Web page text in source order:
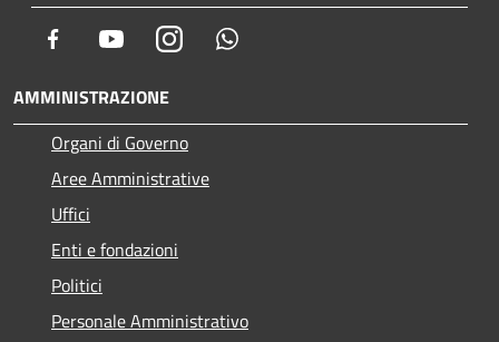
Facebook YoutubeInstagram
AMMINISTRAZIONE
Organi di Governo
Aree Amministrative
Uffici
Enti e fondazioni
Politici
Personale Amministrativo